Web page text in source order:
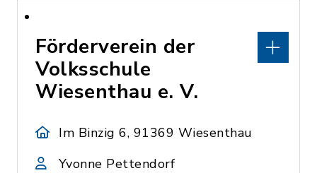
Förderverein der
Volksschule
Wiesenthau e. V.
Im Binzig 6, 91369 Wiesenthau
Yvonne Pettendorf